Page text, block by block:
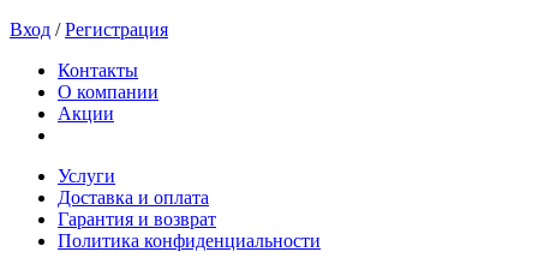
Вход /Регистрация
Контакты
О компании
Акции
Услуги
Доставка и оплата
Гарантия и возврат
Политика конфиденциальности